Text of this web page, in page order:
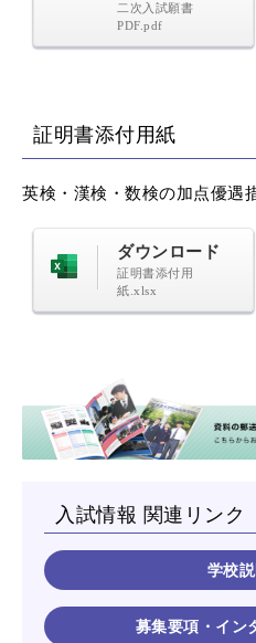
二次入試願書
PDF.pdf
証明書添付用紙
英検・漢検・数検の加点優
ダウンロード
証明書添付用
紙.xlsx
入試情報 関連リンク
学校
募集要項・イン